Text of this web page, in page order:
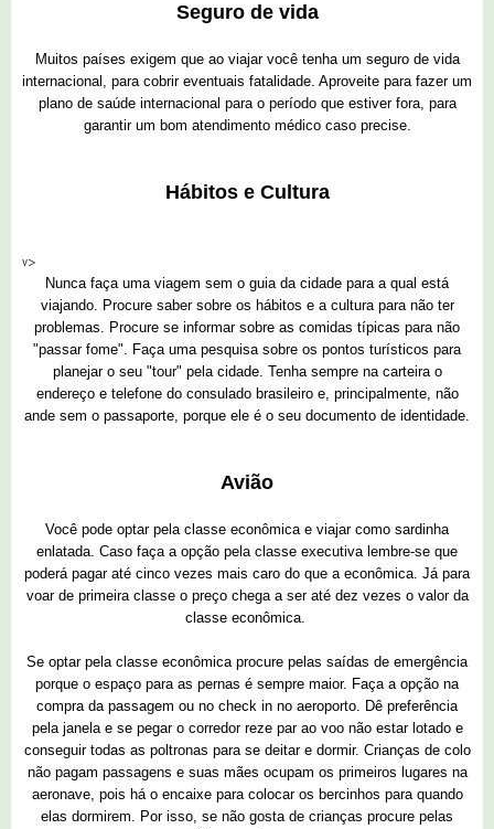
Seguro de vida
Muitos países exigem que ao viajar você tenha um seguro de vida
internacional, para cobrir eventuais fatalidade. Aproveite para fazer um
plano de saúde internacional para o período que estiver fora, para
garantir um bom atendimento médico caso precise.
Hábitos e Cultura
v>
Nunca faça uma viagem sem o guia da cidade para a qual está
viajando. Procure saber sobre os hábitos e a cultura para não ter
problemas. Procure se informar sobre as comidas típicas para não
"passar fome". Faça uma pesquisa sobre os pontos turísticos para
planejar o seu "tour" pela cidade. Tenha sempre na carteira o
endereço e telefone do consulado brasileiro e, principalmente, não
ande sem o passaporte, porque ele é o seu documento de identidade.
Avião
Você pode optar pela classe econômica e viajar como sardinha
enlatada. Caso faça a opção pela classe executiva lembre-se que
poderá pagar até cinco vezes mais caro do que a econômica. Já para
voar de primeira classe o preço chega a ser até dez vezes o valor da
classe econômica.
Se optar pela classe econômica procure pelas saídas de emergência
porque o espaço para as pernas é sempre maior. Faça a opção na
compra da passagem ou no check in no aeroporto. Dê preferência
pela janela e se pegar o corredor reze par ao voo não estar lotado e
conseguir todas as poltronas para se deitar e dormir. Crianças de colo
não pagam passagens e suas mães ocupam os primeiros lugares na
aeronave, pois há o encaixe para colocar os bercinhos para quando
elas dormirem. Por isso, se não gosta de crianças procure pelas